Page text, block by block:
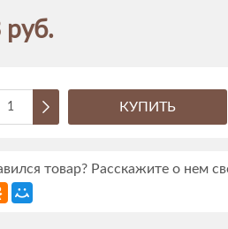
руб.
КУПИТЬ
товар? Расскажите о нем